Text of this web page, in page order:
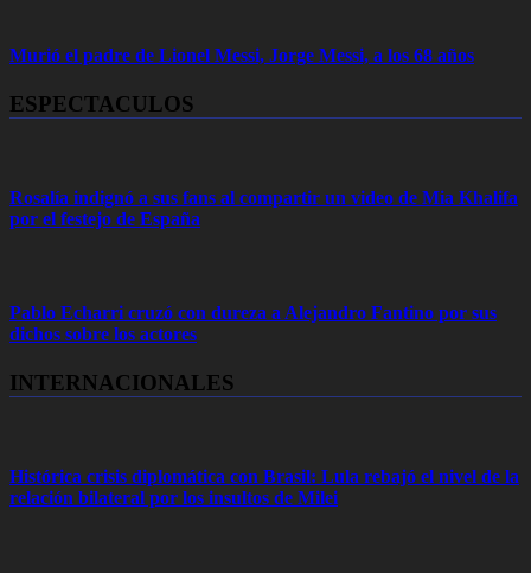
Murió el padre de Lionel Messi, Jorge Messi, a los 68 años
ESPECTACULOS
Rosalía indignó a sus fans al compartir un video de Mia Khalifa
por el festejo de España
Pablo Echarri cruzó con dureza a Alejandro Fantino por sus
dichos sobre los actores
INTERNACIONALES
Histórica crisis diplomática con Brasil: Lula rebajó el nivel de la
relación bilateral por los insultos de Milei